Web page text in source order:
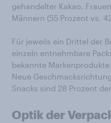
gehandelter Kakao.
Männern (55 Prozent vs.
Für jeweils ein Drittel der
einzeln entnehmbare
bekannte
Neue
Snacks sind 28 Prozent
Optik der